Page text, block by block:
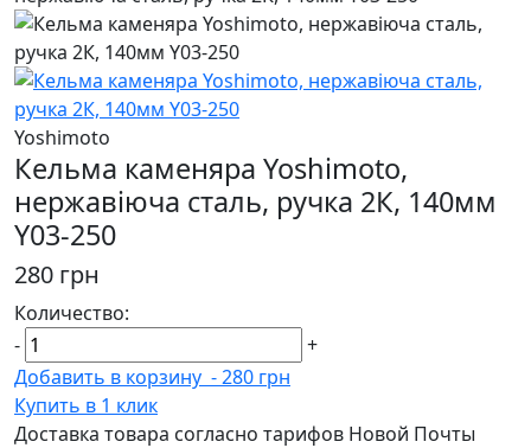
Yoshimoto
Кельма каменяра Yoshimoto,
нержавіюча сталь, ручка 2К, 140мм
Y03-250
280 грн
Количество:
-
+
Добавить в корзину -280 грн
Купить в 1 клик
Доставка товара согласно тарифов Новой Почты